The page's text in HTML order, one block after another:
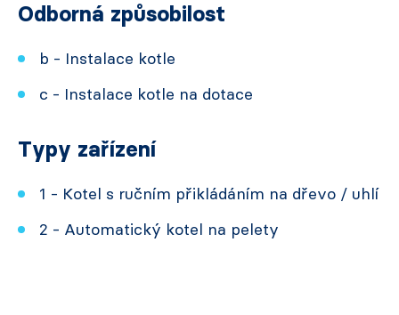
Odborná způsobilost
b - Instalace kotle
c - Instalace kotle na dotace
Typy zařízení
1 - Kotel s ručním přikládáním na dřevo / uhlí
2 - Automatický kotel na pelety